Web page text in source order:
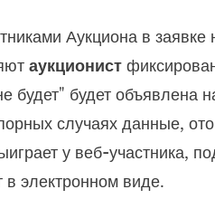
Аукциона в заявке
аукционист
будет" будет объявлена
случаях данные,
у веб-участника,
в электронном виде.